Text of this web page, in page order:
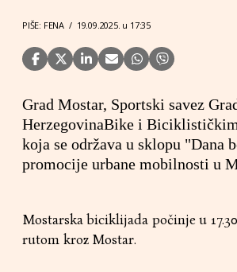
PIŠE: FENA / 19.09.2025. u 17:35
Grad Mostar, Sportski savez
HerzegovinaBike i
koja se održava u sklopu "Dana
promocije urbane mobilnosti u
Mostarska biciklijada počinje u
rutom kroz Mostar.